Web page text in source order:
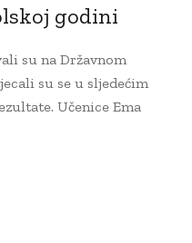
godini
su na Državnom
su se u sljedećim
Učenice Ema